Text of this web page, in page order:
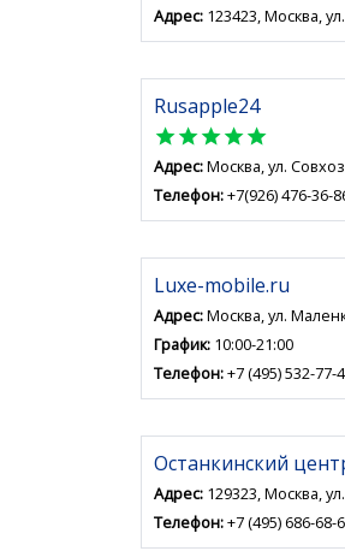
Адрес: 123423, Москва,
Rusapple24
star
star
star
star
star
Адрес:Москва, ул.
Телефон:+7(926) 476-36-
Luxe-mobile.ru
Адрес:Москва, ул.
График: 10:00-21:00
Телефон:+7 (495) 532-77-
Останкинский
Адрес: 129323, Москва,
Телефон:+7 (495) 686-68-